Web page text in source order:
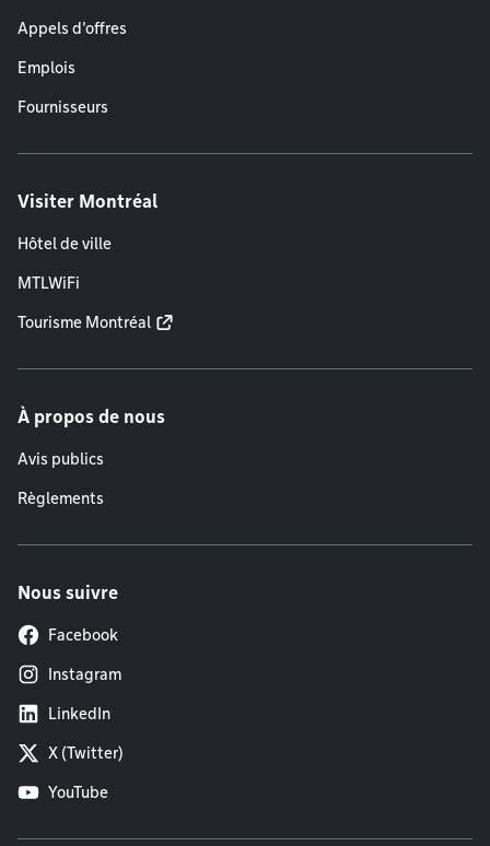
Appels d'offres
Emplois
Fournisseurs
Visiter Montréal
Hôtel de ville
MTLWiFi
Tourisme Montréal
À propos de nous
Avis publics
Règlements
Nous suivre
Facebook
Instagram
LinkedIn
X (Twitter)
YouTube